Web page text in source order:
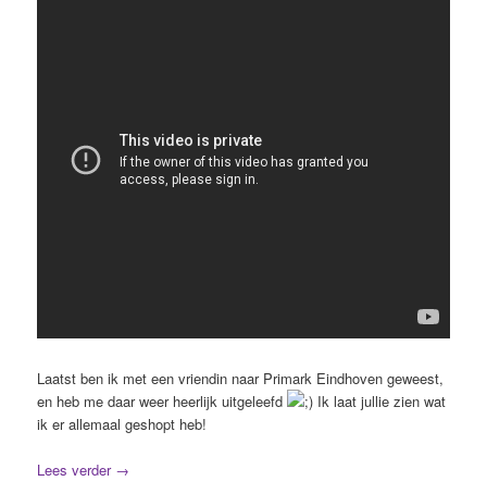
Laatst ben ik met een vriendin naar Primark Eindhoven geweest,
en heb me daar weer heerlijk uitgeleefd
Ik laat jullie zien wat
ik er allemaal geshopt heb!
Lees verder →